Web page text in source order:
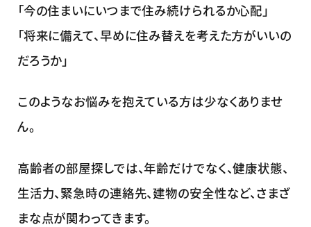
「今の住まいにいつまで住み続けられるか心配」
「将来に備えて、早めに住み替えを考えた方がいいの
だろうか」
このようなお悩みを抱えている方は少なくありませ
ん。
高齢者の部屋探しでは、年齢だけでなく、健康状態、
生活力、緊急時の連絡先、建物の安全性など、さまざ
まな点が関わってきます。